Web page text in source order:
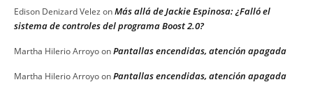
Edison Denizard Velez onMás allá de Jackie Espinosa: ¿Falló el
sistema de controles del programa Boost 2.0?
Martha Hilerio ArroyoonPantallas encendidas, atención apagada
Martha Hilerio ArroyoonPantallas encendidas, atención apagada